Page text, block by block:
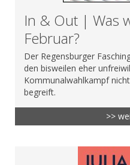
In & Out | Was
Februar?
Der Regensburger
den bisweilen eher
Kommunalwahlkampf
begreift.
>>